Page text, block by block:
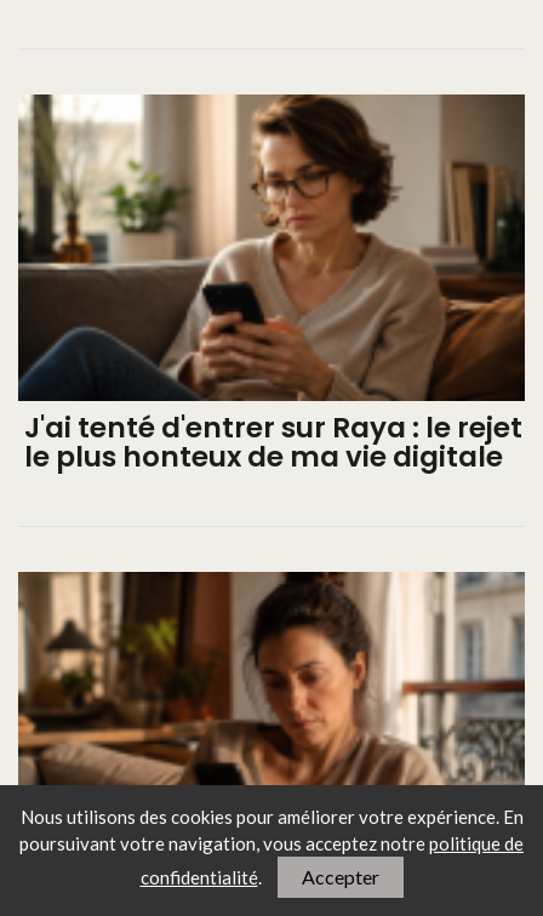
Nous utilisons des cookies pour améliorer votre expérience. En
poursuivant votre navigation, vous acceptez notrepolitique de
confidentialité. Accepter
J'ai tenté d'entrer sur Raya : le rejet
le plus honteux de ma vie digitale
Je suis jalouse d'une femme que